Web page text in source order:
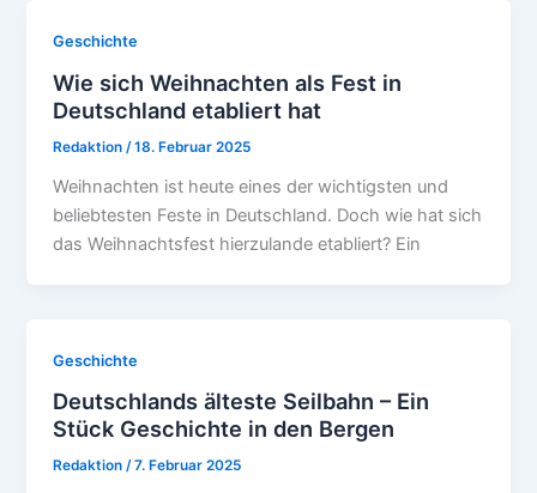
Geschichte
Wie sich Weihnachten als Fest in
Deutschland etabliert hat
Redaktion /18. Februar 2025
Weihnachten ist heute eines der wichtigsten und
beliebtesten Feste in Deutschland. Doch wie hat sich
das Weihnachtsfest hierzulande etabliert? Ein
Geschichte
Deutschlands älteste Seilbahn – Ein
Stück Geschichte in den Bergen
Redaktion/7. Februar 2025